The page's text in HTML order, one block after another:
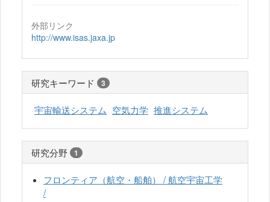
外部リンク
http://www.isas.jaxa.jp
研究キーワード 3
宇宙輸送システム 空気力学 推進システム
研究分野 1
フロンティア（航空・船舶） / 航空宇宙工学
/